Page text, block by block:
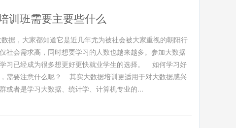
训班需要主要些什么
据，大家都知道它是近几年尤为被社会被大家重视的朝阳行
社会需求高，同时想要学习的人数也越来越多。参加大数据
习已经成为很多想更好更快就业学生的选择。 如何学习好
需要注意什么呢？ 其实大数据培训更适用于对大数据感兴
或者是学习大数据、统计学、计算机专业的...